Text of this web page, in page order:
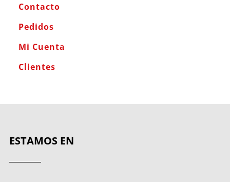
Contacto
Pedidos
Mi Cuenta
Clientes
ESTAMOS EN